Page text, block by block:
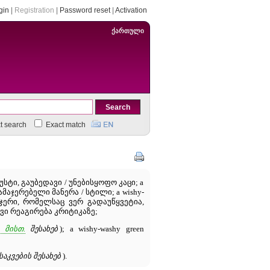
Registration Password reset| Activation
ქართული
search Exact match
გაუბედავი / უნებისყოფო კაცი; a
მანერა / სტილი; a wishy-
რომელსაც ვერ გადაუწყვეტია,
რეაგირება კრიტიკაზე;
მისთ. შესახებ ); a wishy-washy green
შესახებ ).